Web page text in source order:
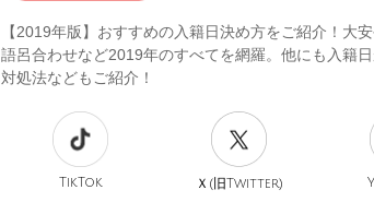
【2019年版】おすすめの入籍日決め方をご紹介！大
語呂合わせなど2019年のすべてを網羅。他にも入籍
対処法などもご紹介！
TikTok Ｘ(旧Twitter)